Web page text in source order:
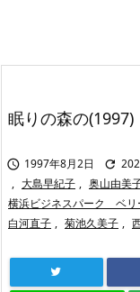
眠りの森の(1997)
 1997年8月2日 
, 大島早紀子 , 奥山由美
横浜ビジネスパーク ベ
白河直子 , 菊池久美子 ,